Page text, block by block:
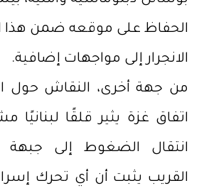
الحفاظ على موقعه ضمن
الانجرار إلى مواجهات إضافية.
من جهة أخرى، النقاش حول
اتفاق غزة يثير قلقًا
انتقال الضغوط إلى جبهة
القريب يثبت أن أي تحرك